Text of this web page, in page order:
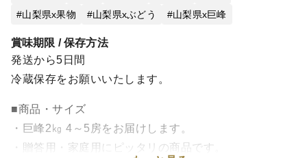
山梨県x果物
山梨県xぶどう 山梨県x巨峰
賞味期限 / 保存方法
発送から5日間
冷蔵保存をお願いいたします。
■商品・サイズ
・巨峰2㎏ 4～5房をお届けします。
・贈答用・家庭用にピッタリの商品です。